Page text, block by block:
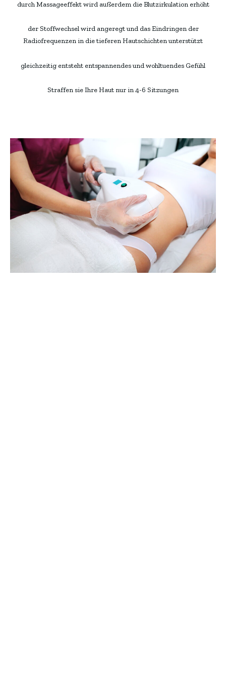
durch Massageeffekt wird außerdem die Blutzirkulation erhöht
der Stoffwechsel wird angeregt und das Eindringen der
Radiofrequenzen in die tieferen Hautschichten unterstützt
gleichzeitig entsteht entspannendes und wohltuendes Gefühl
Straffen sie Ihre Haut nur in 4-6 Sitzungen